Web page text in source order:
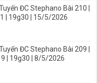
ĐC Stephano Bài 210 |
| 19g30 | 15/5/2026
ĐC Stephano Bài 209 |
9 | 19g30 | 8/5/2026